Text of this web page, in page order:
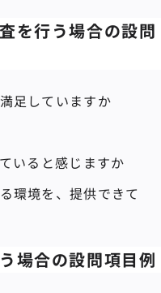
を行う場合の設問
足していますか
いると感じますか
環境を、提供できて
場合の設問項目例